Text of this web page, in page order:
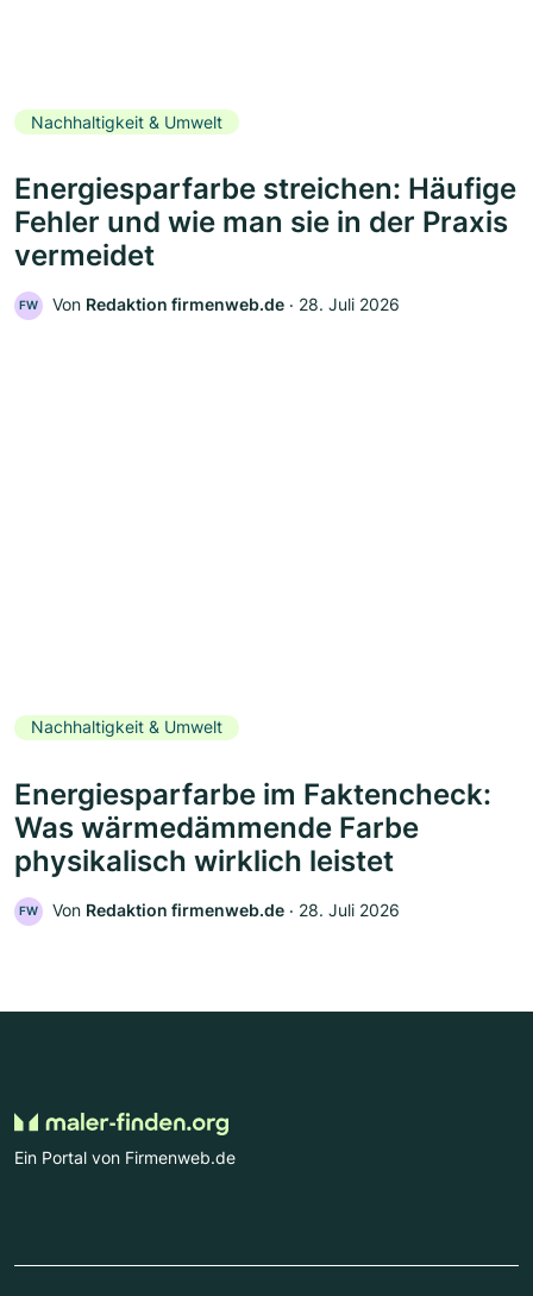
Nachhaltigkeit & Umwelt
Energiesparfarbe streichen: Häufige
Fehler und wie man sie in der Praxis
vermeidet
FW Von Redaktion firmenweb.de ‧ 28. Juli 2026
Nachhaltigkeit & Umwelt
Energiesparfarbe im Faktencheck:
Was wärmedämmende Farbe
physikalisch wirklich leistet
FW Von Redaktion firmenweb.de ‧ 28. Juli 2026
Ein Portal von Firmenweb.de